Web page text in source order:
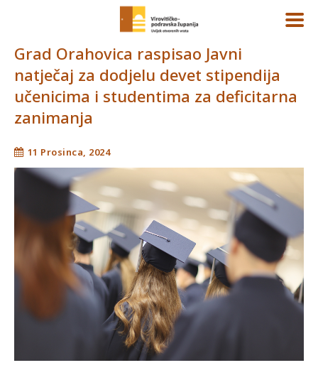
Grad Orahovica raspisao Javni
natječaj za dodjelu devet stipendija
učenicima i studentima za deficitarna
zanimanja
11 Prosinca, 2024